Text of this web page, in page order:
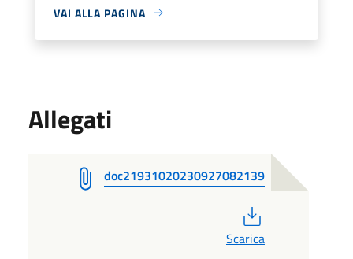
VAI ALLA PAGINA
Allegati
doc21931020230927082139
Scarica